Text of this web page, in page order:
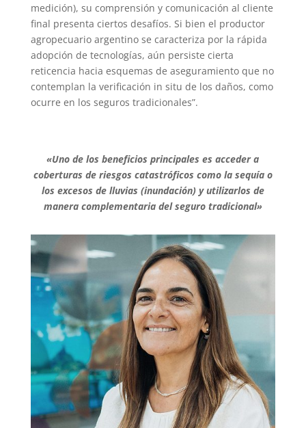
medición), su comprensión y comunicación al cliente
final presenta ciertos desafíos. Si bien el productor
agropecuario argentino se caracteriza por la rápida
adopción de tecnologías, aún persiste cierta
reticencia hacia esquemas de aseguramiento que no
contemplan la verificación in situ de los daños, como
ocurre en los seguros tradicionales”.
«Uno de los beneficios principales es acceder a
coberturas de riesgos catastróficos como la sequía o
los excesos de lluvias (inundación) y utilizarlos de
manera complementaria del seguro tradicional»